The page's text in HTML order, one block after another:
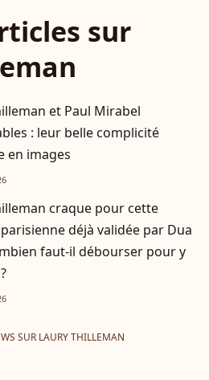
sur
et Paul Mirabel
: leur belle complicité
en images
craque pour cette
déjà validée par Dua
faut-il débourser pour y
SUR LAURY THILLEMAN